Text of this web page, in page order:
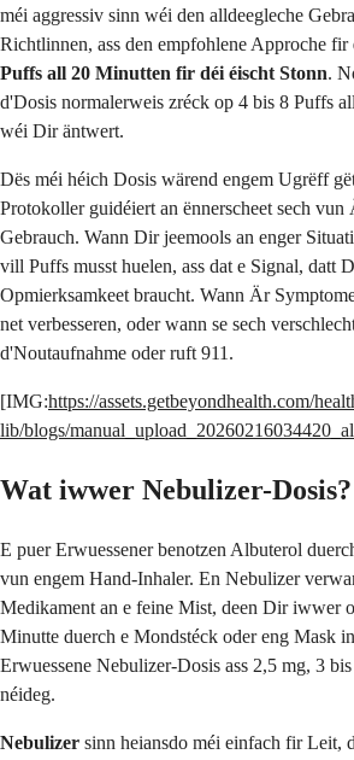
méi aggressiv sinn wéi den alldeegleche
Richtlinnen, ass den empfohlene Approche fir
Puffs all 20 Minutten fir déi éischt Stonn.
d'Dosis normalerweis zréck op 4 bis 8 Puffs
wéi Dir äntwert.
Dës méi héich Dosis wärend engem Ugrëff
Protokoller guidéiert an ënnerscheet sech vun
Gebrauch. Wann Dir jeemools an enger
vill Puffs musst huelen, ass dat e Signal, datt
Opmierksamkeet braucht. Wann Är
net verbesseren, oder wann se sech
d'Noutaufnahme oder ruft 911.
[IMG:https://assets.getbeyondhealth.com/
lib/blogs/
Wat iwwer Nebulizer-Dosis?
E puer Erwuessener benotzen Albuterol
vun engem Hand-Inhaler. En Nebulizer
Medikament an e feine Mist, deen Dir iwwer
Minutte duerch e Mondstéck oder eng Mask
Erwuessene Nebulizer-Dosis ass 2,5 mg, 3
néideg.
Nebulizer sinn heiansdo méi einfach fir Leit,